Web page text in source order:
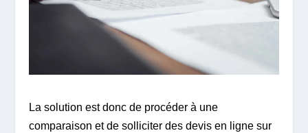
La solution est donc de procéder à une
comparaison et de solliciter des devis en ligne sur